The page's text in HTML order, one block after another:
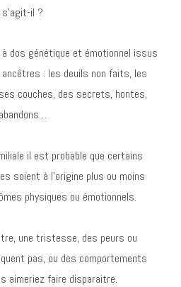
s’agit-il ?
dos génétique et émotionnel issus
: les deuils non faits, les
couches, des secrets, hontes,
abandons…
il est probable que certains
soient à l’origine plus ou moins
physiques ou émotionnels.
une tristesse, des peurs ou
pas, ou des comportements
aimeriez faire disparaitre.